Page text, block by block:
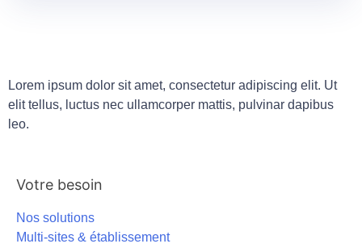
Lorem ipsum dolor sit amet, consectetur adipiscing elit. Ut
elit tellus, luctus nec ullamcorper mattis, pulvinar dapibus
leo.
Votre besoin
Nos solutions
Multi-sites & établissement